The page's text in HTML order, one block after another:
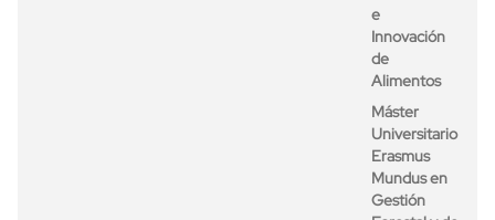
e
Innovación
de
Alimentos
Máster
Universitario
Erasmus
Mundus en
Gestión